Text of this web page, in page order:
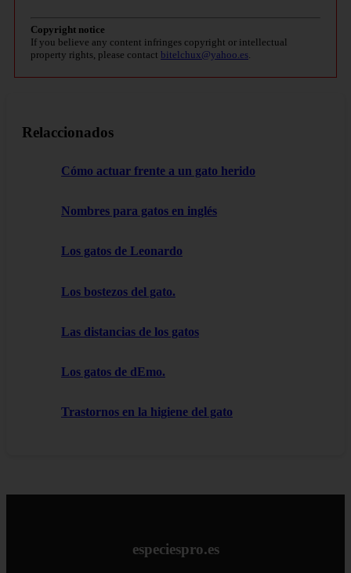
Copyright notice
If you believe any content infringes copyright or intellectual
property rights, please contact bitelchux@yahoo.es.
Relaccionados
Cómo actuar frente a un gato herido
Nombres para gatos en inglés
Los gatos de Leonardo
Los bostezos del gato.
Las distancias de los gatos
Los gatos de dEmo.
Trastornos en la higiene del gato
especiespro.es